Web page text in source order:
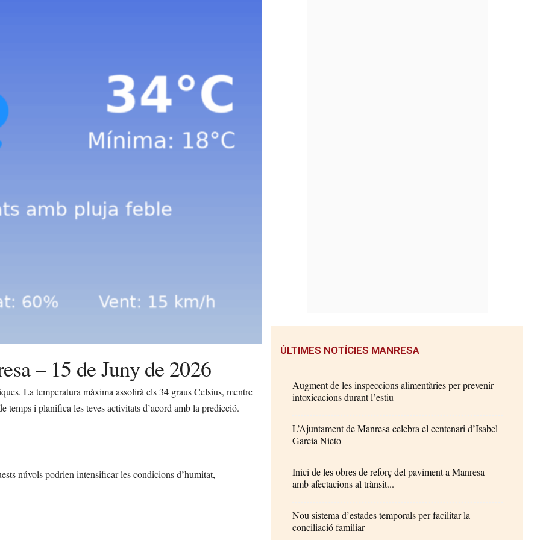
– 15 de Juny de 2026
La temperatura màxima assolirà els 34 graus Celsius, mentre
temps i planifica les teves activitats d’acord amb la predicció.
núvols podrien intensificar les condicions d’humitat,
ÚLTIMES NOTÍCIES MANRESA
Augment de les inspeccions alimentàries per prevenir
intoxicacions durant l’estiu
L’Ajuntament de Manresa celebra el centenari d’Isabel
Garcia Nieto
Inici de les obres de reforç del paviment a Manresa
amb afectacions al trànsit...
Nou sistema d’estades temporals per facilitar la
conciliació familiar